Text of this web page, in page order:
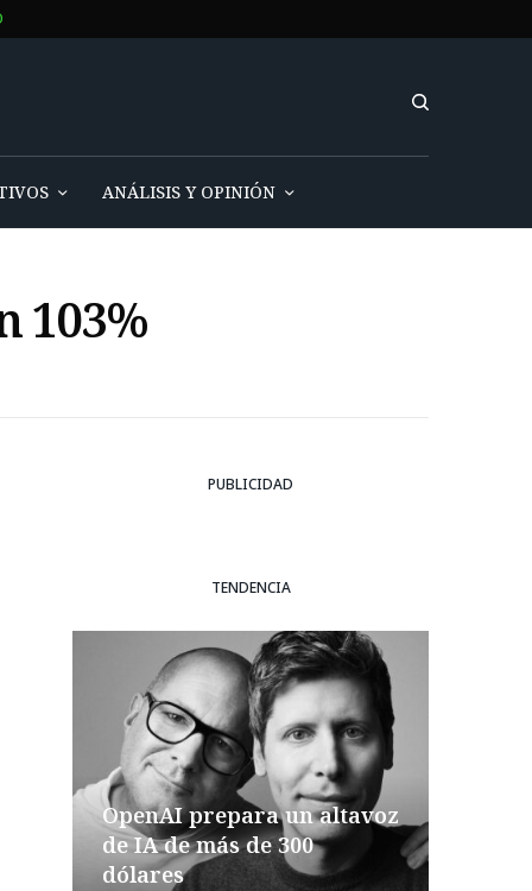
ANÁLISIS Y OPINIÓN
103%
PUBLICIDAD
TENDENCIA
OpenAI prepara un altavoz
de IA de más de 300
dólares